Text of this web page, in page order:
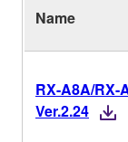
Name
RX-A8A/RX-
Ver.2.24